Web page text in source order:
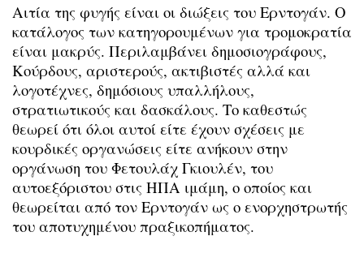
Αιτία της φυγής είναι οι διώξεις του Ερντογάν. Ο
κατάλογος των κατηγορουμένων για τρομοκρατία
είναι μακρύς. Περιλαμβάνει δημοσιογράφους,
Κούρδους, αριστερούς, ακτιβιστές αλλά και
λογοτέχνες, δημόσιους υπαλλήλους,
στρατιωτικούς και δασκάλους. Το καθεστώς
θεωρεί ότι όλοι αυτοί είτε έχουν σχέσεις με
κουρδικές οργανώσεις είτε ανήκουν στην
οργάνωση του Φετουλάχ Γκιουλέν, του
αυτοεξόριστου στις ΗΠΑ ιμάμη, ο οποίος και
θεωρείται από τον Ερντογάν ως ο ενορχηστρωτής
του αποτυχημένου πραξικοπήματος.